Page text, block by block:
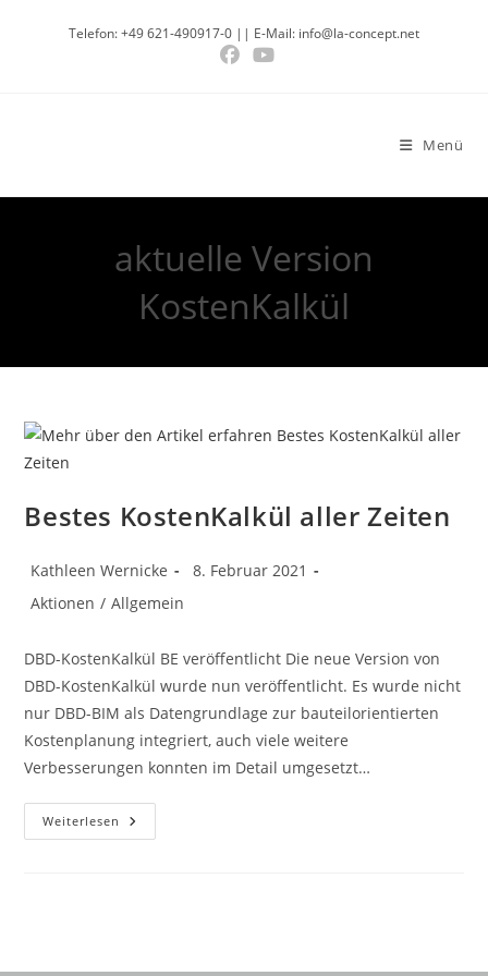
Telefon: +49 621-490917-0 || E-Mail: info@la-concept.net
Menü
aktuelle Version
KostenKalkül
Bestes KostenKalkül aller Zeiten
Kathleen Wernicke
8. Februar 2021
Aktionen / Allgemein
DBD-KostenKalkül BE veröffentlicht Die neue Version von
DBD-KostenKalkül wurde nun veröffentlicht. Es wurde nicht
nur DBD-BIM als Datengrundlage zur bauteilorientierten
Kostenplanung integriert, auch viele weitere
Verbesserungen konnten im Detail umgesetzt…
Weiterlesen